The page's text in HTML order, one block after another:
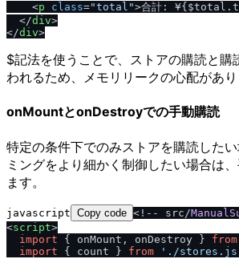
<p class="total">合計:
</div>
</div>
$記法を使うことで、ストアの購読と購
われるため、メモリリークの心配があり
onMountとonDestroyでの手動購読
特定の条件下でのみストアを購読した
ミングをより細かく制御したい場合は
ます。
javascript Copy code <!-- src/
<script>
import { onMount, onDestroy } from
import { count } from './